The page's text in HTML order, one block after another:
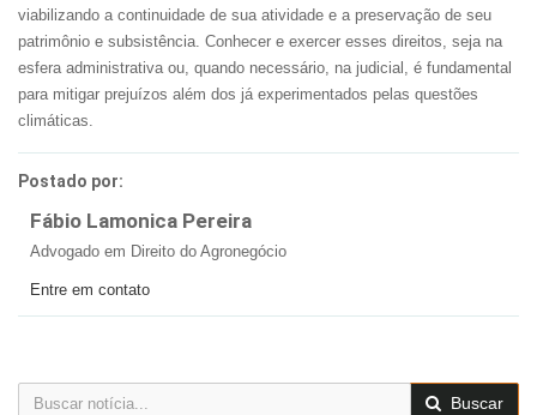
viabilizando a continuidade de sua atividade e a preservação de seu
patrimônio e subsistência. Conhecer e exercer esses direitos, seja na
esfera administrativa ou, quando necessário, na judicial, é fundamental
para mitigar prejuízos além dos já experimentados pelas questões
climáticas.
Postado por:
Fábio Lamonica Pereira
Advogado em Direito do Agronegócio
Entre em contato
Buscar